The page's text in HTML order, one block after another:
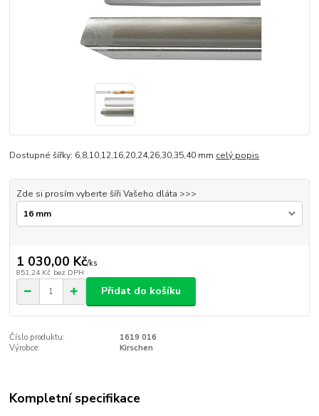
Dostupné šířky: 6,8,10,12,16,20,24,26,30,35,40 mm celý popis
Zde si prosím vyberte šíři Vašeho dláta >>>
1 030,00 Kč/ks
851,24 Kč bez DPH
Přidat do košíku
Číslo produktu:
1619 016
Výrobce:
Kirschen
Kompletní specifikace